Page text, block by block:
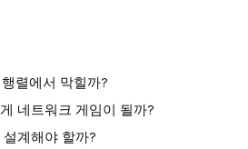
렬에서 막힐까?
네트워크 게임이 될까?
계해야 할까?